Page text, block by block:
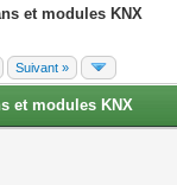
et modules KNX
Suivant »
et modules KNX